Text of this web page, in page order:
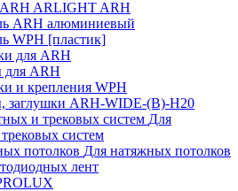
ARLIGHT ARH
ARH алюминиевый
WPH [пластик]
для ARH
для ARH
и крепления WPH
заглушки ARH-WIDE-(B)-H20
Для
систем
Для натяжных потолков
лент